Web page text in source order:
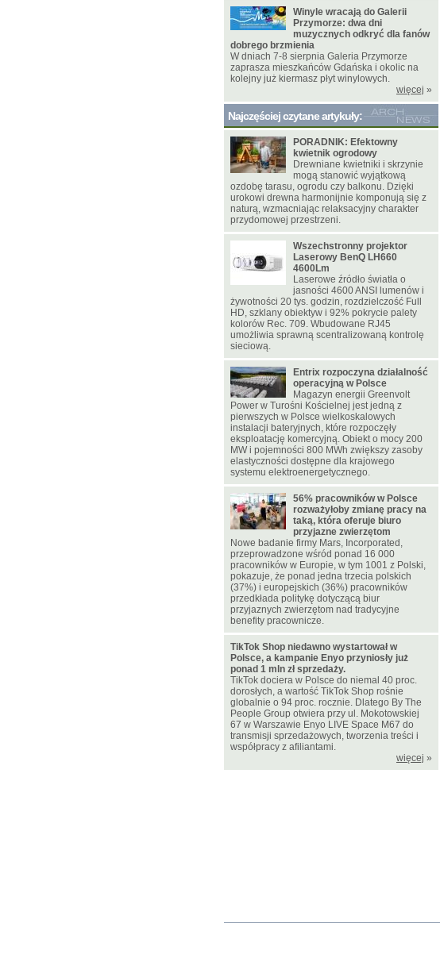
Winyle wracają do Galerii
Przymorze: dwa dni
muzycznych odkryć dla fanów
dobrego brzmienia
W dniach 7-8 sierpnia Galeria Przymorze
zaprasza mieszkańców Gdańska i okolic na
kolejny już kiermasz płyt winylowych.
więcej »
Najczęściej czytane artykuły:
PORADNIK: Efektowny
kwietnik ogrodowy
Drewniane kwietniki i skrzynie
mogą stanowić wyjątkową
ozdobę tarasu, ogrodu czy balkonu. Dzięki
urokowi drewna harmonijnie komponują się z
naturą, wzmacniając relaksacyjny charakter
przydomowej przestrzeni.
Wszechstronny projektor
Laserowy BenQ LH660
4600Lm
Laserowe źródło światła o
jasności 4600 ANSI lumenów i
żywotności 20 tys. godzin, rozdzielczość Full
HD, szklany obiektyw i 92% pokrycie palety
kolorów Rec. 709. Wbudowane RJ45
umożliwia sprawną scentralizowaną kontrolę
sieciową.
Entrix rozpoczyna działalność
operacyjną w Polsce
Magazyn energii Greenvolt
Power w Turośni Kościelnej jest jedną z
pierwszych w Polsce wielkoskalowych
instalacji bateryjnych, które rozpoczęły
eksploatację komercyjną. Obiekt o mocy 200
MW i pojemności 800 MWh zwiększy zasoby
elastyczności dostępne dla krajowego
systemu elektroenergetycznego.
56% pracowników w Polsce
rozważyłoby zmianę pracy na
taką, która oferuje biuro
przyjazne zwierzętom
Nowe badanie firmy Mars, Incorporated,
przeprowadzone wśród ponad 16 000
pracowników w Europie, w tym 1001 z Polski,
pokazuje, że ponad jedna trzecia polskich
(37%) i europejskich (36%) pracowników
przedkłada politykę dotyczącą biur
przyjaznych zwierzętom nad tradycyjne
benefity pracownicze.
TikTok Shop niedawno wystartował w
Polsce, a kampanie Enyo przyniosły już
ponad 1 mln zł sprzedaży.
TikTok dociera w Polsce do niemal 40 proc.
dorosłych, a wartość TikTok Shop rośnie
globalnie o 94 proc. rocznie. Dlatego By The
People Group otwiera przy ul. Mokotowskiej
67 w Warszawie Enyo LIVE Space M67 do
transmisji sprzedażowych, tworzenia treści i
współpracy z afiliantami.
więcej »